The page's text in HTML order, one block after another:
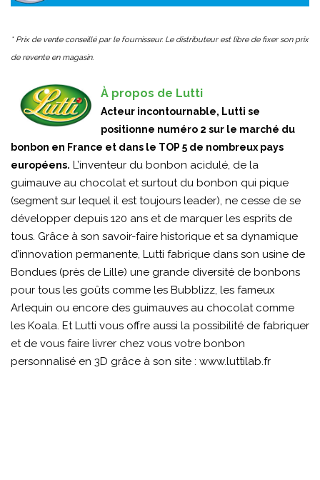
* Prix de vente conseillé par le fournisseur. Le distributeur est libre de fixer son prix
de revente en magasin.
À propos de Lutti
Acteur incontournable, Lutti se
positionne numéro 2 sur le marché du
bonbon en France et dans le TOP 5 de nombreux pays
européens. L’inventeur du bonbon acidulé, de la
guimauve au chocolat et surtout du bonbon qui pique
(segment sur lequel il est toujours leader), ne cesse de se
développer depuis 120 ans et de marquer les esprits de
tous. Grâce à son savoir-faire historique et sa dynamique
d’innovation permanente, Lutti fabrique dans son usine de
Bondues (près de Lille) une grande diversité de bonbons
pour tous les goûts comme les Bubblizz, les fameux
Arlequin ou encore des guimauves au chocolat comme
les Koala. Et Lutti vous offre aussi la possibilité de fabriquer
et de vous faire livrer chez vous votre bonbon
personnalisé en 3D grâce à son site : www.luttilab.fr